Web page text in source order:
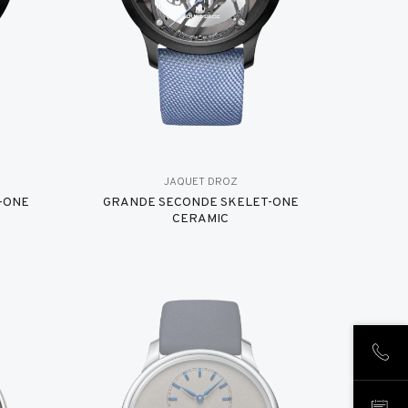
JAQUET DROZ
GRANDE SECONDE SKELET-ONE
CERAMIC